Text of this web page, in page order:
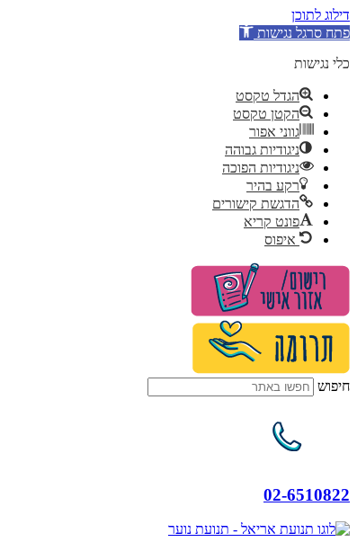
דילוג לתוכן
פתח סרגל נגישות
כלי נגישות
הגדל טקסט
הקטן טקסט
גווני אפור
ניגודיות גבוהה
ניגודיות הפוכה
רקע בהיר
הדגשת קישורים
פונט קריא
איפוס
דלג
לתוכן
חיפוש
02-6510822